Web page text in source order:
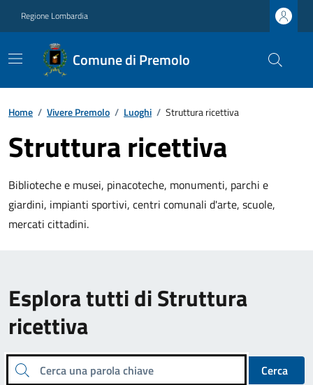
Regione Lombardia
Comune di Premolo
Home / Vivere Premolo / Luoghi / Struttura ricettiva
Struttura ricettiva
Biblioteche e musei, pinacoteche, monumenti, parchi e
giardini, impianti sportivi, centri comunali d'arte, scuole,
mercati cittadini.
Esplora tutti di Struttura
ricettiva
Cerca una parola chiave
Cerca